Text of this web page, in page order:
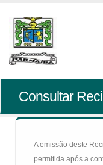
Consultar
A emissão deste
permitida após a